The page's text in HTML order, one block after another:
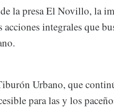
la presa El Novillo, la
integrales que
Urbano, que
para las y los